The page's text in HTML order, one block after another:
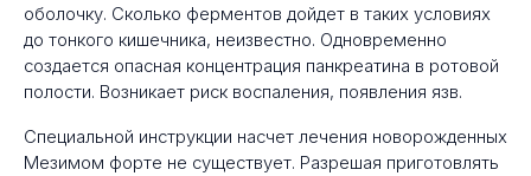
оболочку. Сколько ферментов дойдет в таких условиях
до тонкого кишечника, неизвестно. Одновременно
создается опасная концентрация панкреатина в ротовой
полости. Возникает риск воспаления, появления язв.
Специальной инструкции насчет лечения новорожденных
Мезимом форте не существует. Разрешая приготовлять